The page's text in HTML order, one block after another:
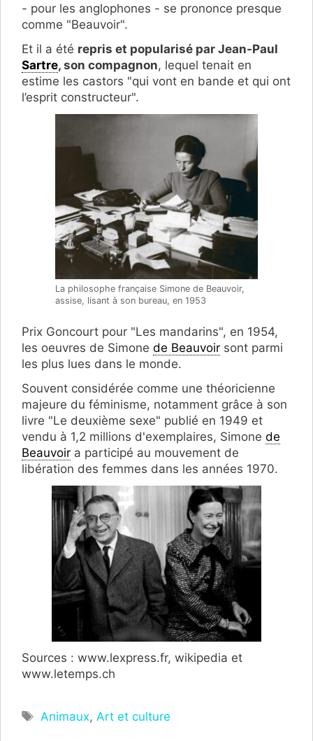
- pour les anglophones - se prononce presque
comme "Beauvoir".
Et il a été repris et popularisé par Jean-Paul
Sartre, son compagnon, lequel tenait en
estime les castors "qui vont en bande et qui ont
l’esprit constructeur".
La philosophe française Simone de Beauvoir,
assise, lisant à son bureau, en 1953
Prix Goncourt pour "Les mandarins", en 1954,
les oeuvres de Simone de Beauvoir sont parmi
les plus lues dans le monde.
Souvent considérée comme une théoricienne
majeure du féminisme, notamment grâce à son
livre "Le deuxième sexe" publié en 1949 et
vendu à 1,2 millions d'exemplaires, Simone de
Beauvoir a participé au mouvement de
libération des femmes dans les années 1970.
Sources : www.lexpress.fr, wikipedia et
www.letemps.ch
Étiquettes
Animaux, Art et culture